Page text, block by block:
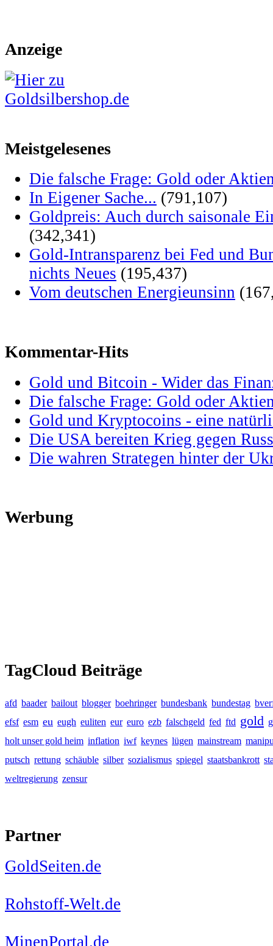
Anzeige
Meistgelesenes
Die falsche Frage: Gold oder
In Eigener Sache... (791,107)
Goldpreis: Auch durch saisonale
(342,341)
Gold-Intransparenz bei Fed und
nichts Neues (195,437)
Vom deutschen Energieunsinn
Kommentar-Hits
Gold und Bitcoin - Wider das
Die falsche Frage: Gold oder
Gold und Kryptocoins - eine
Die USA bereiten Krieg gegen
Die wahren Strategen hinter der
Werbung
TagCloud Beiträge
afd baader bailout blogger boehringer bundesbank bundestag
efsf esm eu eugh euliten eur euro ezb falschgeld fed ftd gold
holt unser gold heim inflation iwf keynes lügen mainstream
putsch rettung schäuble silber sozialismus spiegel staatsbankrott
weltregierung zensur
Partner
GoldSeiten.de
Rohstoff-Welt.de
MinenPortal.de